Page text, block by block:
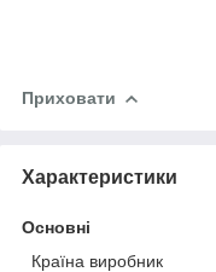
Приховати
Характеристики
Основні
Країна виробник